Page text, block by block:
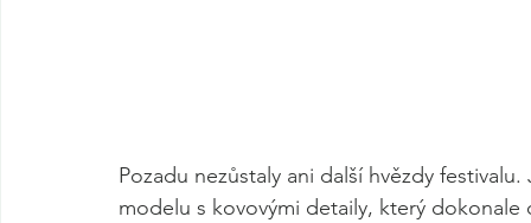
Pozadu nezůstaly ani další hvězdy
modelu s kovovými detaily, který